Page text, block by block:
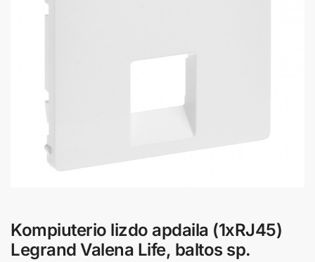
Kompiuterio lizdo apdaila (1xRJ45)
Legrand Valena Life, baltos sp.